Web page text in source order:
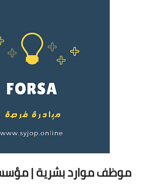
دورات
موظف موارد بشرية |